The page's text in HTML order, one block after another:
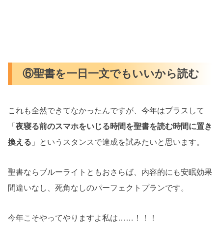
⑥聖書を一日一文でもいいから読む
これも全然できてなかったんですが、今年はプラスして
「 夜寝る前のスマホをいじる時間を聖書を読む時間に置き
換える 」というスタンスで達成を試みたいと思います。
聖書ならブルーライトともおさらば、内容的にも安眠効果
間違いなし、死角なしのパーフェクトプランです。
今年こそやってやりますよ私は……！！！